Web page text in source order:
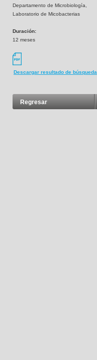
Departamento de Microbiología,
Laboratorio de Micobacterias
Duración:
12 meses
Descargar resultado de búsqueda
Regresar